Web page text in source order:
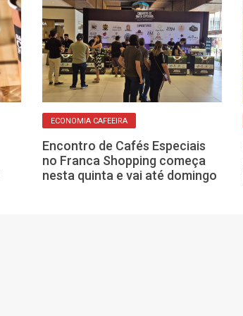
ECONOMIA CAFEEIRA
Encontro de Cafés Especiais
no Franca Shopping começa
nesta quinta e vai até domingo